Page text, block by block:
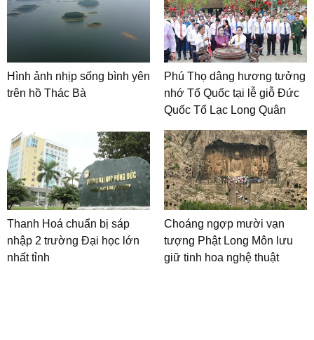
Hình ảnh nhịp sống bình yên
trên hồ Thác Bà
Phú Thọ dâng hương tưởng
nhớ Tổ Quốc tại lễ giỗ Đức
Quốc Tổ Lạc Long Quân
Thanh Hoá chuẩn bị sáp
nhập 2 trường Đại học lớn
nhất tỉnh
Choáng ngợp mười vạn
tượng Phật Long Môn lưu
giữ tinh hoa nghệ thuật